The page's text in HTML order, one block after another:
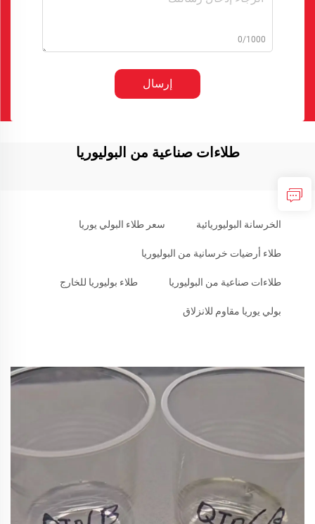
0/1000
إرسال
طلاءات صناعية من البوليوريا
الخرسانة البوليوريائية سعر طلاء البولي يوريا
طلاء أرضيات خرسانية من البوليوريا
طلاءات صناعية من البوليوريا طلاء بوليوريا للخارج
بولي يوريا مقاوم للانزلاق